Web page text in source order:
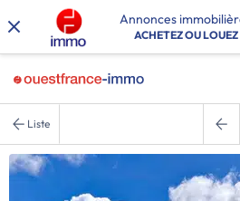
Annonces
ACHETEZ OU LOUEZ
Liste